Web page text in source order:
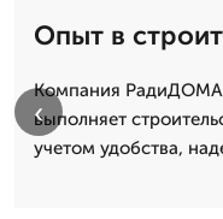
Опыт в
Компания
выполняет
учетом удобства,
‹